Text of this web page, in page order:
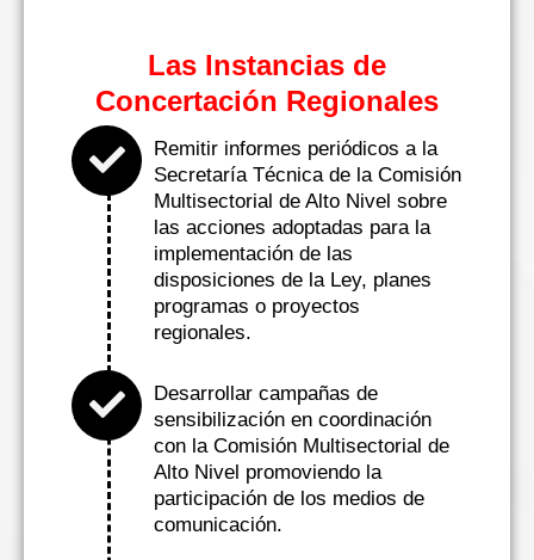
Las Instancias de
Concertación Regionales
Remitir informes periódicos a la
Secretaría Técnica de la Comisión
Multisectorial de Alto Nivel sobre
las acciones adoptadas para la
implementación de las
disposiciones de la Ley, planes
programas o proyectos
regionales.
Desarrollar campañas de
sensibilización en coordinación
con la Comisión Multisectorial de
Alto Nivel promoviendo la
participación de los medios de
comunicación.